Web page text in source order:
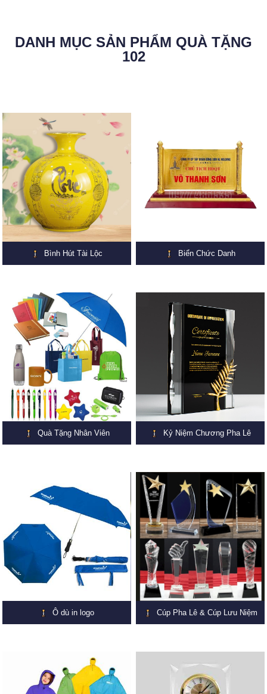
DANH MỤC SẢN PHẨM QUÀ TẶNG
102
Bình Hút Tài Lộc Biển Chức Danh
Quà Tặng Nhân Viên Kỷ Niệm Chương Pha Lê
Ô dù in logo Cúp Pha Lê & Cúp Lưu Niệm